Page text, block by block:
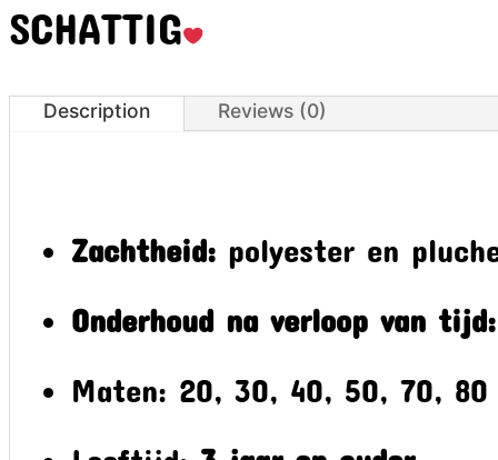
SCHATTIG
Description Reviews (0)
Zachtheid: polyester en
Onderhoud na verloop van tijd:
Maten: 20, 30, 40, 50, 70, 80